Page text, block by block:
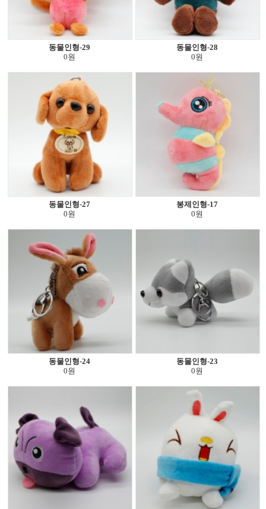
동물인형-29
0원
동물인형-28
0원
동물인형-27
0원
봉제인형-17
0원
동물인형-24
0원
동물인형-23
0원